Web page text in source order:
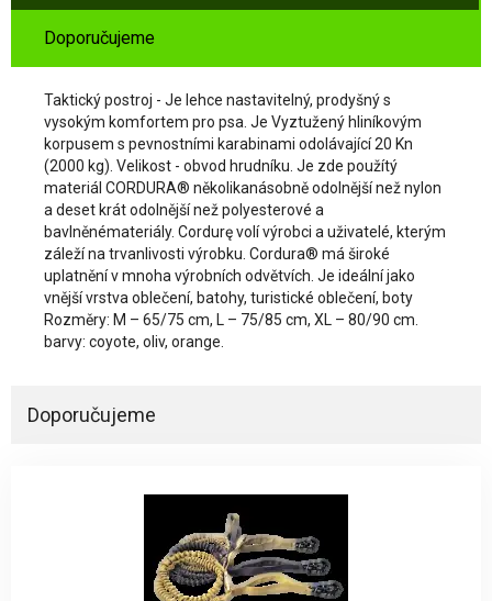
Doporučujeme
Taktický postroj - Je lehce nastavitelný, prodyšný s
vysokým komfortem pro psa. Je Vyztužený hliníkovým
korpusem s pevnostními karabinami odolávající 20 Kn
(2000 kg). Velikost - obvod hrudníku. Je zde použítý
materiál CORDURA® několikanásobně odolnější než nylon
a deset krát odolnější než polyesterové a
bavlněnémateriály. Cordurę volí výrobci a uživatelé, kterým
záleží na trvanlivosti výrobku. Cordura® má široké
uplatnění v mnoha výrobních odvětvích. Je ideální jako
vnější vrstva oblečení, batohy, turistické oblečení, boty
Rozměry: M – 65/75 cm, L – 75/85 cm, XL – 80/90 cm.
barvy: coyote, oliv, orange.
Doporučujeme